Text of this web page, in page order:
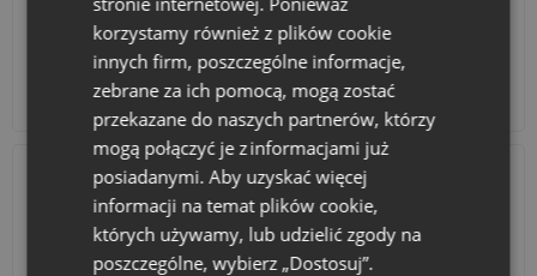
Kalendarze adwentowe Torby bawełniane
korzystamy również z plików cookie
innych firm, poszczególne informacje,
zebrane za ich pomocą, mogą zostać
przekazane do naszych partnerów, którzy
mogą połączyć je z informacjami już
posiadanymi. Aby uzyskać więcej
informacji na temat plików cookie,
których używamy, lub udzielić zgody na
poszczególne, wybierz „Dostosuj”.